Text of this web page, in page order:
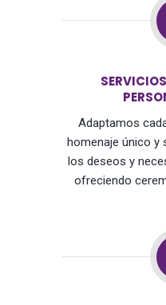
Adaptamos
homenaje único y
los deseos y
ofreciendo